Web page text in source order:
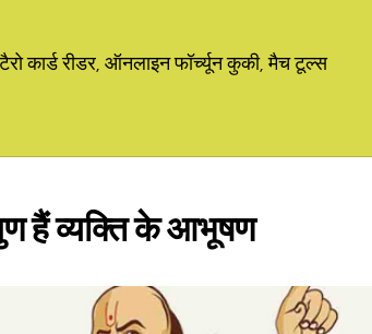
कार्ड रीडर, ऑनलाइन फॉर्च्यून कुकी, मैच टूल्स
हैं व्यक्ति के आभूषण